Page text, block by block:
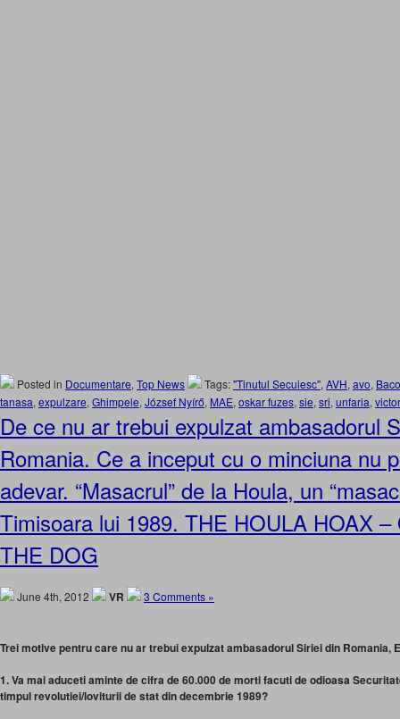
Posted in Documentare, Top News Tags:"Tinutul Secuiesc", AVH, avo,
tanasa, expulzare, Ghimpele, József Nyírő, MAE, oskar fuzes, sie, sri, unfaria,
De ce nu ar trebui expulzat ambasadorul
Romania. Ce a inceput cu o minciuna nu
adevar. “Masacrul” de la Houla, un
Timisoara lui 1989. THE HOULA HOAX –
THE DOG
June 4th, 2012 VR 3 Comments »
Trei motive pentru care nu ar trebui expulzat ambasadorul Siriei din Romania,
1. Va mai aduceti aminte de cifra de 60.000 de morti facuti de odioasa
timpul revolutiei/loviturii de stat din decembrie 1989?